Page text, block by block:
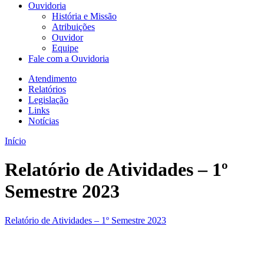
Ouvidoria
História e Missão
Atribuições
Ouvidor
Equipe
Fale com a Ouvidoria
Atendimento
Relatórios
Legislação
Links
Notícias
Início
Relatório de Atividades – 1º
Semestre 2023
Relatório de Atividades – 1º Semestre 2023